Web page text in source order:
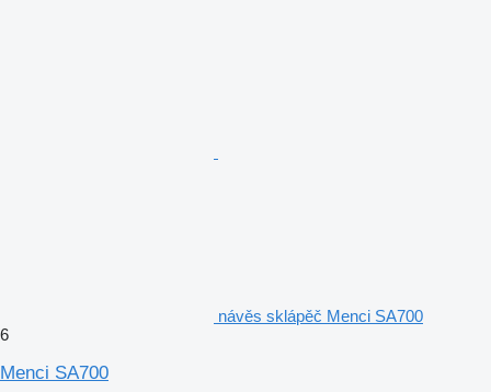
návěs sklápěč Menci SA700
6
Menci SA700